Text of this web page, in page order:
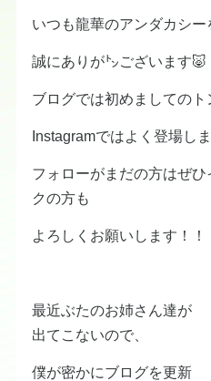
いつも龍華のアンダカシ
誠にありが㌧ございます🐷
ブログでは初めましてのト
Instagramではよく登場し
フォローがまだの方はぜ
クの方も
よろしくお願いします！！
最近ぶたのお姉さん達が
出てこないので、
僕が密かにブログを更新